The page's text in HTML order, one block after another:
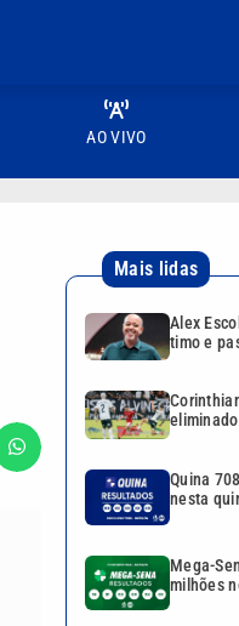
AO VIVO
Mais lidas
Alex
timo e
Quina
nesta
Mega-
milhões